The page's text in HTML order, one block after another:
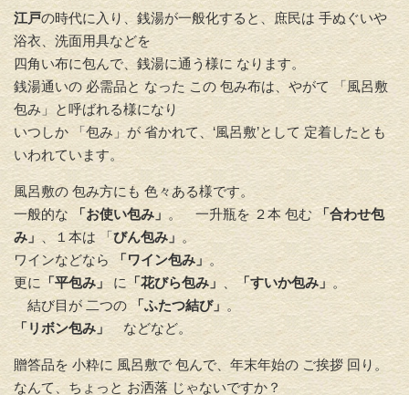
江戸の時代に入り、銭湯が一般化すると、庶民は 手ぬぐいや
浴衣、洗面用具などを
四角い布に包んで、銭湯に通う様に なります。
銭湯通いの 必需品と なった この 包み布は、やがて 「風呂敷
包み」と呼ばれる様になり
いつしか 「包み」が 省かれて、‘風呂敷’として 定着したとも
いわれています。
風呂敷の 包み方にも 色々ある様です。
一般的な
「お使い包み」 。 一升瓶を ２本 包む
「合わせ包
み」、１本は 「びん包み」 。
ワインなどなら
「ワイン包み」。
更に 「平包み」に「花びら包み」 、 「すいか包み」 。
結び目が 二つの
「ふたつ結び」 。
「リボン包み」
などなど。
贈答品を 小粋に 風呂敷で 包んで、年末年始の ご挨拶 回り。
なんて、ちょっと お洒落 じゃないですか？